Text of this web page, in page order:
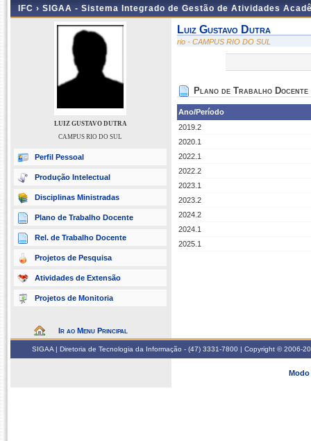
IFC › SIGAA - Sistema Integrado de Gestão de Atividades
LUIZ GUSTAVO DUTRA
CAMPUS RIO DO SUL
Perfil Pessoal
Produção Intelectual
Disciplinas Ministradas
Plano de Trabalho Docente
Rel. de Trabalho Docente
Projetos de Pesquisa
Atividades de Extensão
Projetos de Monitoria
Ir ao Menu Principal
Luiz Gustavo Dutra
rio - CAMPUS RIO DO SUL
Plano de Trabalho Docente
Ano/Período
2019.2
2020.1
2022.1
2022.2
2023.1
2023.2
2024.2
2024.1
2025.1
SIGAA | Diretoria de Tecnologia da Informação - (47) 3331-7800 | Copyright © 2006-
Modo